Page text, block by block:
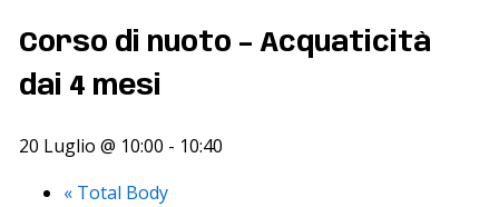
Corso di nuoto – Acquaticità
dai 4 mesi
20 Luglio @ 10:00 - 10:40
«Total Body